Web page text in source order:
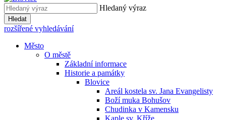
Hledaný výraz
Hledat
rozšířené vyhledávání
Město
O městě
Základní informace
Historie a památky
Blovice
Areál kostela sv. Jana Evangelisty
Boží muka Bohušov
Chudinka v Kamensku
Kaple sv. Kříže